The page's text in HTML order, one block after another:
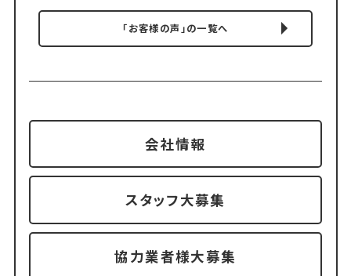
「お客様の声」の一覧へ
会社情報
スタッフ大募集
協力業者様大募集